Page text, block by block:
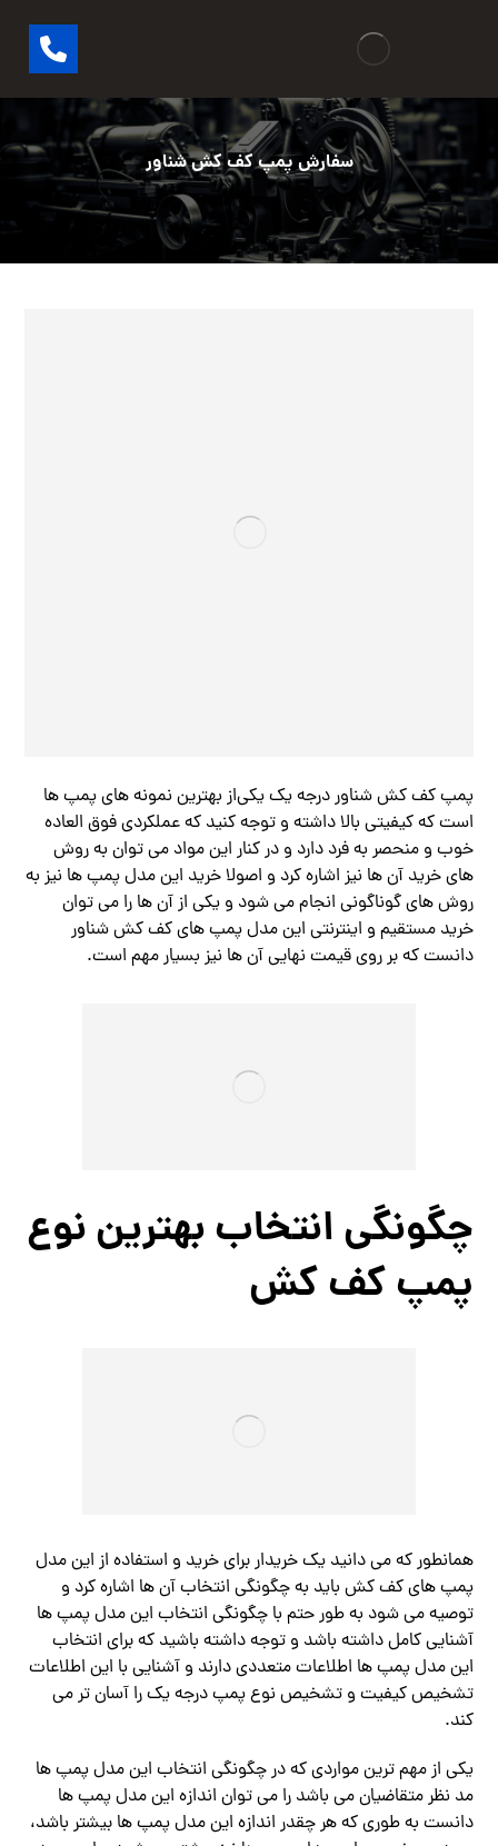
سفارش پمپ کف کش شناور
پمپ کف کش شناور درجه یک یکی‌از بهترین نمونه های پمپ ها
است که کیفیتی بالا داشته و توجه کنید که عملکردی فوق العاده
خوب و منحصر به فرد دارد و در کنار این مواد می توان به روش
های خرید آن ها نیز اشاره کرد و اصولا خرید این مدل پمپ ها نیز به
روش های گوناگونی انجام می شود و یکی از آن ها را می توان
خرید مستقیم و اینترنتی این مدل پمپ های کف کش شناور
دانست که بر روی قیمت نهایی آن ها نیز بسیار مهم است.
چگونگی انتخاب بهترین نوع
پمپ کف کش
همانطور که می دانید یک خریدار برای خرید و استفاده از این مدل
پمپ های کف کش باید به چگونگی انتخاب آن ها اشاره کرد و
توصیه می شود به طور حتم با چگونگی انتخاب این مدل پمپ ها
آشنایی کامل داشته باشد و توجه داشته باشید که برای انتخاب
این مدل پمپ ها اطلاعات متعددی دارند و آشنایی با این اطلاعات
تشخیص کیفیت و تشخیص نوع پمپ درجه یک را آسان تر می
کند.
یکی از مهم ترین مواردی که در چگونگی انتخاب این مدل پمپ ها
مد نظر متقاضیان می باشد را می توان اندازه این مدل پمپ ها
دانست به طوری که هر چقدر اندازه این مدل پمپ ها بیشتر باشد،